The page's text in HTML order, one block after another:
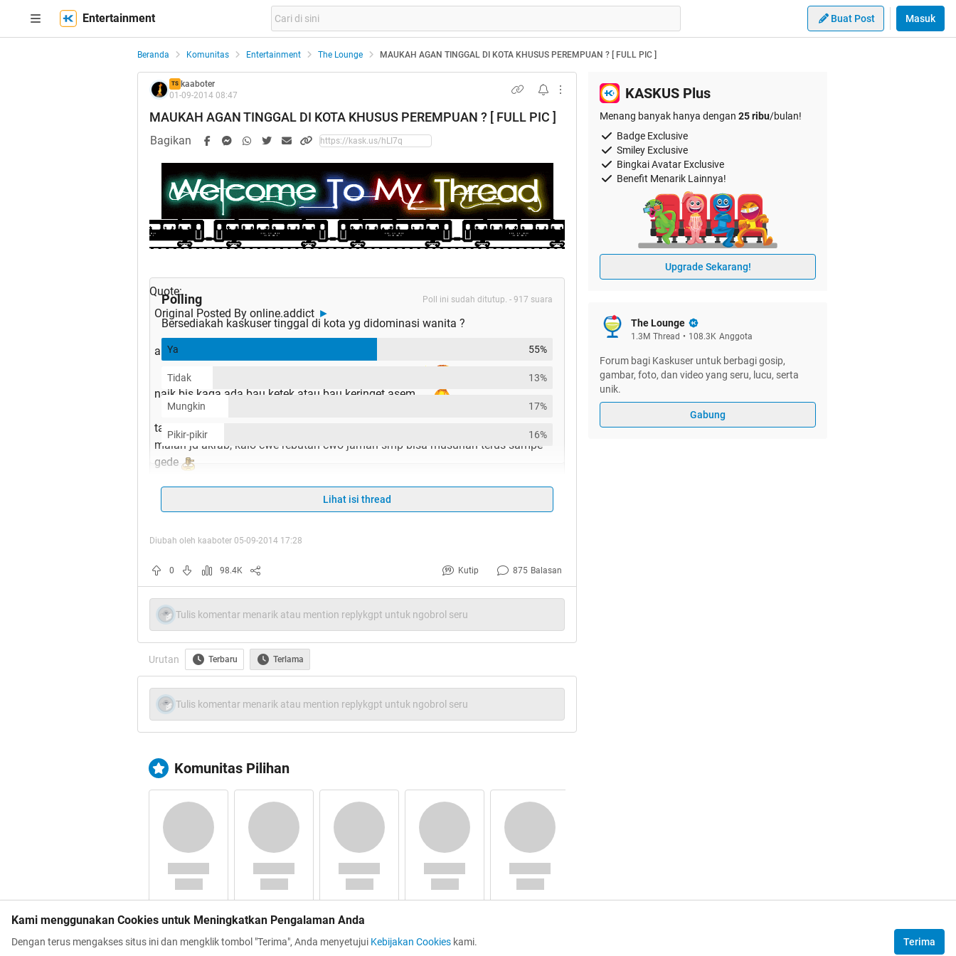
Entertainment Buat Post Masuk
Beranda Komunitas Entertainment The Lounge MAUKAH AGAN TINGGAL DI KOTA KHUSUS PEREMPUAN ? [ FULL PIC ]
TS kaaboter
01-09-2014 08:47
MAUKAH AGAN TINGGAL DI KOTA KHUSUS PEREMPUAN ? [ FULL PIC ]
Bagikan
Quote:
Original Posted By online.addict ►
ane cwe, mau tinggal disitu.. kyknya aman, tentram, rapi, banyak salon, trs kalo
naik bis kaga ada bau ketek atau bau keringet asem
tapi kalo udah marahan cwe serem Gan.. kalo cwo mah abis jotos"an kadang
malah jd akrab, kalo cwe rebutan cwo jaman smp bisa musuhan terus sampe
gede
Quote:
Original Posted ByQueenQindy ►
Quote:
Polling Poll ini sudah ditutup. - 917 suara
Bersediakah kaskuser tinggal di kota yg didominasi wanita ?
Ya 55%
Tidak 13%
Mungkin 17%
Pikir-pikir 16%
Lihat isi thread
Diubah oleh kaaboter 05-09-2014 17:28
0 98.4K Kutip 875 Balasan
Tulis komentar menarik atau mention replykgpt untuk ngobrol seru
Urutan Terbaru Terlama
Tulis komentar menarik atau mention replykgpt untuk ngobrol seru
Komunitas Pilihan
KASKUS Plus
Menang banyak hanya dengan 25 ribu/bulan!
Badge Exclusive
Smiley Exclusive
Bingkai Avatar Exclusive
Benefit Menarik Lainnya!
Upgrade Sekarang!
The Lounge
1.3M Thread • 108.3K Anggota
Forum bagi Kaskuser untuk berbagi gosip,
gambar, foto, dan video yang seru, lucu, serta
unik.
Gabung
Kami menggunakan Cookies untuk Meningkatkan Pengalaman Anda
Dengan terus mengakses situs ini dan mengklik tombol "Terima", Anda menyetujui Kebijakan Cookies kami. Terima